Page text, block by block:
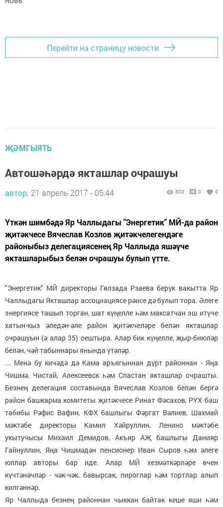
Перейти на страницу новости
ҖӘМГЫЯТЬ
Автошәһәрдә якташлар очрашуы
автор, 21 апрель 2017 - 05:44 803 0 0
Үткән шимбәдә Яр Чаллыдагы "Энергетик" МЙ-да район
җитәкчесе Вячеслав Козлов җитәкчелегендәге
районыбыз делегациясенең Яр Чаллыда яшәүче
якташларыбыз белән очрашуы булып үтте.
"Энергетик" МЙ директоры Гөлзада Рзаева берүк вакытта Яр
Чаллыдагы Якташлар ассоциациясе рәисе дә булып тора. Әлеге
энергиясе ташып торган, шат күңелле һәм максатчан эш итүче
хатын-кыз әледән-әле район җитәкчеләре белән якташлар
очрашуын (ә алар 35) оештыра. Алар бик күңелле, җыр-биюләр
белән, чәй табыннары янында үтәләр.
... Менә бу кичәдә дә Кама аръягыннан дүрт районнан - Яңа
Чишмә, Чистай, Алексеевск һәм Спастан якташлар очрашты.
Безнең делегация составында Вячеслав Козлов белән бергә
район башкарма комитеты җитәкчесе Ринат Фәсахов, РҮХ баш
табибы Рәфис Вафин, КФХ башлыгы Фәргат Вәлиев, Шахмай
мәктәбе директоры Камил Хәйруллин, Ленино мәктәбе
укытучысы Михаил Демидов, Акъяр АҖ башлыгы Данияр
Гайнуллин, Яңа Чишмәдән пенсионер Иван Сыров һәм әлеге
юллар авторы бар иде. Алар МЙ хезмәткәрләре өчен
күчтәнәчләр - чәк-чәк, бавырсак, пироглар һәм тортлар алып
килгәннәр.
Яр Чаллыда безнең районнан чыккан байтак кеше яши һәм